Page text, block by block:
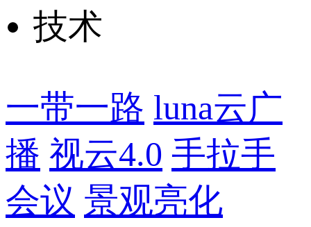
技术
一带一路 luna云广
播 视云4.0 手拉手
会议 景观亮化